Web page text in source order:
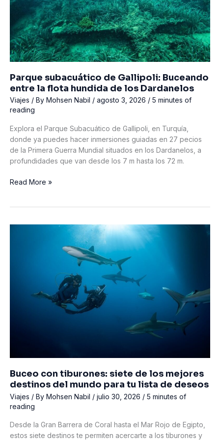
Parque subacuático de Gallipoli: Buceando
entre la flota hundida de los Dardanelos
Viajes / By Mohsen Nabil / agosto 3, 2026 / 5 minutes of
reading
Explora el Parque Subacuático de Gallipoli, en Turquía,
donde ya puedes hacer inmersiones guiadas en 27 pecios
de la Primera Guerra Mundial situados en los Dardanelos, a
profundidades que van desde los 7 m hasta los 72 m.
Parque
Buceando
Dardanelos
Read More »
Buceo con tiburones: siete de los mejores
destinos del mundo para tu lista de deseos
Viajes / By Mohsen Nabil / julio 30, 2026 / 5 minutes of
reading
Desde la Gran Barrera de Coral hasta el Mar Rojo de Egipto,
estos siete destinos te permiten acercarte a los tiburones y